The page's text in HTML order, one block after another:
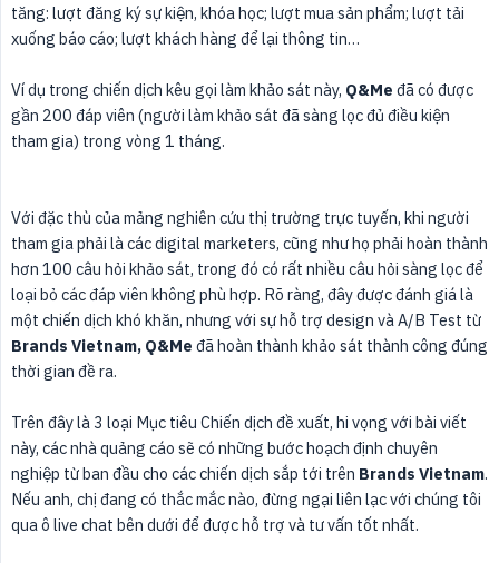
tăng: lượt đăng ký sự kiện, khóa học; lượt mua sản phẩm; lượt tải
xuống báo cáo; lượt khách hàng để lại thông tin…
Ví dụ trong chiến dịch kêu gọi làm khảo sát này, Q&Me đã có được
gần 200 đáp viên (người làm khảo sát đã sàng lọc đủ điều kiện
tham gia) trong vòng 1 tháng.
Với đặc thù của mảng nghiên cứu thị trường trực tuyến, khi người
tham gia phải là các digital marketers, cũng như họ phải hoàn thành
hơn 100 câu hỏi khảo sát, trong đó có rất nhiều câu hỏi sàng lọc để
loại bỏ các đáp viên không phù hợp. Rõ ràng, đây được đánh giá là
một chiến dịch khó khăn, nhưng với sự hỗ trợ design và A/B Test từ
Brands Vietnam, Q&Me đã hoàn thành khảo sát thành công đúng
thời gian đề ra.
Trên đây là 3 loại Mục tiêu Chiến dịch đề xuất, hi vọng với bài viết
này, các nhà quảng cáo sẽ có những bước hoạch định chuyên
nghiệp từ ban đầu cho các chiến dịch sắp tới trên Brands Vietnam.
Nếu anh, chị đang có thắc mắc nào, đừng ngại liên lạc với chúng tôi
qua ô live chat bên dưới để được hỗ trợ và tư vấn tốt nhất.